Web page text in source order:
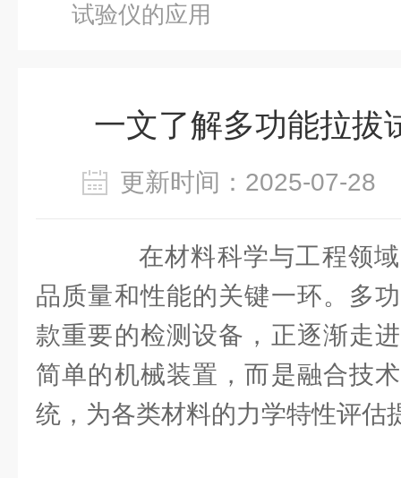
试验仪的应用
一文了解多功能拉拔
更新时间：2025-07-
在材料科学与工程领域
品质量和性能的关键一环。多
款重要的检测设备，正逐渐走
简单的机械装置，而是融合技
统，为各类材料的力学特性评估